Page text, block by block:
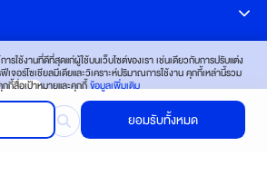
รใช้งานที่ดีที่สุดแก่ผู้ใช้บนเว็บไซต์ของเรา เช่นเดียวกับการปรับแต่ง
จอร์โซเชียลมีเดียและวิเคราะห์ปริมาณการใช้งาน คุกกี้เหล่านี้รวม
กี้สื่อเป้าหมายและคุกกี้ข้อมูลเพิ่มเติม
ยอมรับทั้งหมด